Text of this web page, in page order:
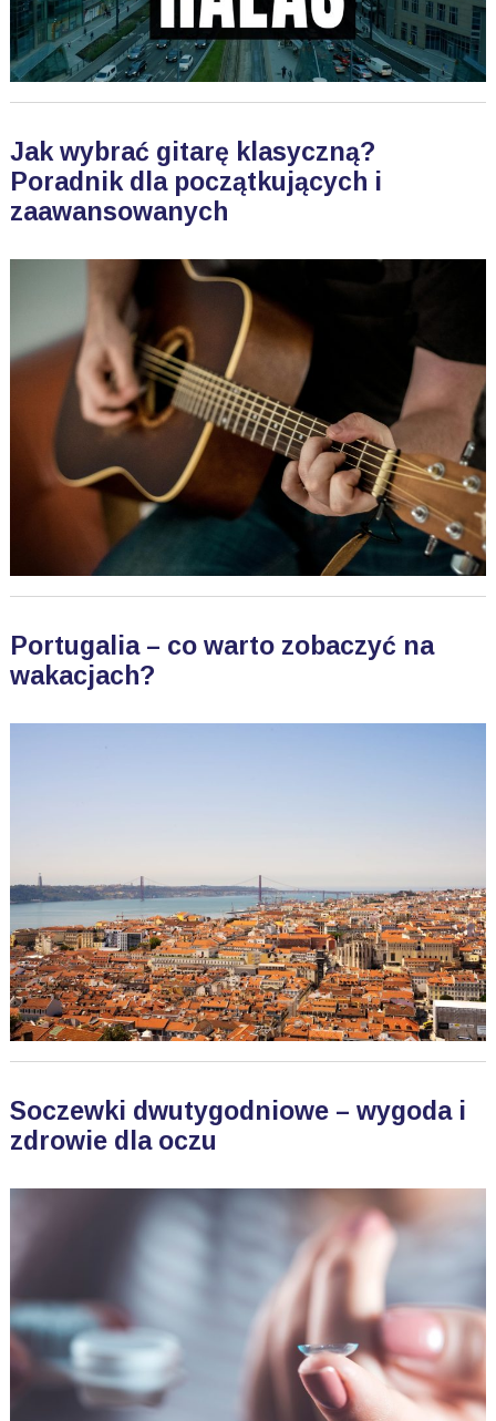
Jak wybrać gitarę klasyczną?
Poradnik dla początkujących i
zaawansowanych
Portugalia – co warto zobaczyć na
wakacjach?
Soczewki dwutygodniowe – wygoda i
zdrowie dla oczu